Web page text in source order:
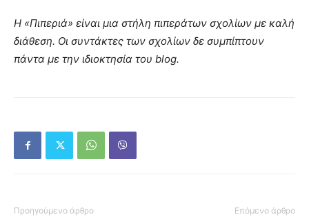
Η «Πιπεριά» είναι μια στήλη πιπεράτων σχολίων με καλή
διάθεση. Οι συντάκτες των σχολίων δε συμπίπτουν
πάντα με την ιδιοκτησία του blog.
Προηγούμενο άρθρο Επόμενο άρθρο